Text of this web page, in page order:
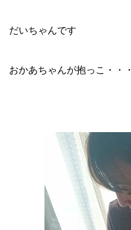
だいちゃんです
おかあちゃんが抱っこ・・・